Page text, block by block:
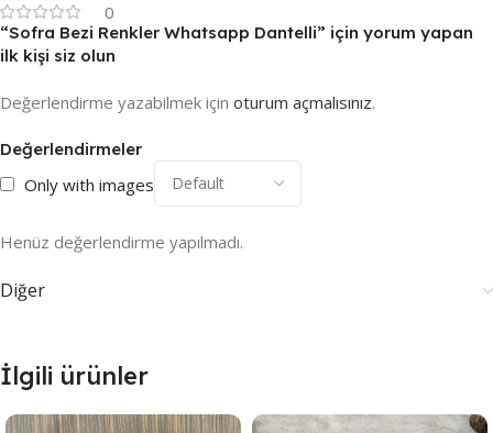
0
Değerlendirmeler
Only with images
Henüz değerlendirme yapılmadı.
“Sofra Bezi Renkler Whatsapp Dantelli” için yorum yapan
ilk kişi siz olun
Değerlendirme yazabilmek için oturum açmalısınız.
Diğer
İlgili ürünler